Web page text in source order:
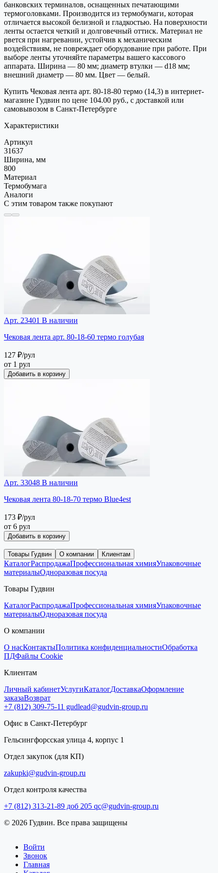
банковских терминалов, оснащенных печатающими
термоголовками. Производится из термобумаги, которая
отличается высокой белизной и гладкостью. На поверхности
ленты остается четкий и долговечный оттиск. Материал не
рвется при нагревании, устойчив к механическим
воздействиям, не повреждает оборудование при работе. При
выборе ленты уточняйте параметры вашего кассового
аппарата. Ширина — 80 мм; диаметр втулки — d18 мм;
внешний диаметр — 80 мм. Цвет — белый.
Купить Чековая лента арт. 80-18-80 термо (14,3) в интернет-
магазине Гудвин по цене 104.00 руб., с доставкой или
самовывозом в Санкт-Петербурге
Характеристики
Артикул
31637
Ширина, мм
800
Материал
Термобумага
Аналоги
С этим товаром также покупают
Арт. 23401 В наличии
Чековая лента арт. 80-18-60 термо голубая
127 ₽/рул
от 1 рул
Добавить в корзину
Арт. 33048 В наличии
Чековая лента 80-18-70 термо Blue4est
173 ₽/рул
от 6 рул
Добавить в корзину
Товары Гудвин О компании Клиентам
КаталогРаспродажаПрофессиональная химияУпаковочные
материалыОдноразовая посуда
Товары Гудвин
КаталогРаспродажаПрофессиональная химияУпаковочные
материалыОдноразовая посуда
О компании
О насКонтактыПолитика конфиденциальностиОбработка
ПДФайлы Cookie
Клиентам
Личный кабинетУслугиКаталогДоставкаОформление
заказаВозврат
+7 (812) 309-75-11 gudlead@gudvin-group.ru
Офис в Санкт-Петербург
Гельсингфорсская улица 4, корпус 1
Отдел закупок (для КП)
zakupki@gudvin-group.ru
Отдел контроля качества
+7 (812) 313-21-89 доб 205 qc@gudvin-group.ru
© 2026 Гудвин. Все права защищены
Войти
Звонок
Главная